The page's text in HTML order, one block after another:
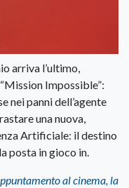
arriva l’ultimo,
Impossible”:
nei panni dell’agente
una nuova,
Artificiale: il destino
posta in gioco in.
al cinema, la